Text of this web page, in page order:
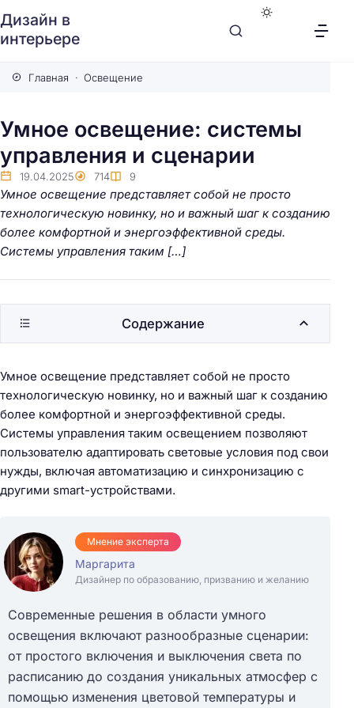
Дизайн в
интерьере
Главная Освещение
Умное освещение: системы
управления и сценарии
19.04.2025 714 9
Умное освещение представляет собой не просто
технологическую новинку, но и важный шаг к созданию
более комфортной и энергоэффективной среды.
Системы управления таким […]
Умное освещение представляет собой не просто
технологическую новинку, но и важный шаг к созданию
более комфортной и энергоэффективной среды.
Системы управления таким освещением позволяют
пользователю адаптировать световые условия под свои
нужды, включая автоматизацию и синхронизацию с
другими smart-устройствами.
Мнение эксперта
Маргарита
Дизайнер по образованию, призванию и желанию
Современные решения в области умного
освещения включают разнообразные сценарии:
от простого включения и выключения света по
расписанию до создания уникальных атмосфер с
помощью изменения цветовой температуры и
Содержание